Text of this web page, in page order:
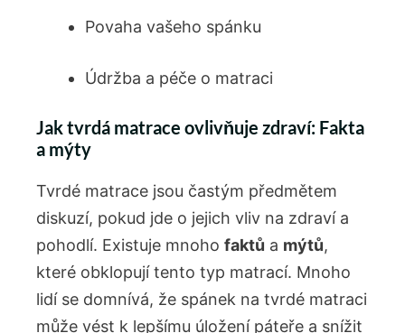
Povaha vašeho spánku
Údržba a péče o​ matraci
Jak tvrdá matrace ovlivňuje zdraví: Fakta
a mýty
Tvrdé matrace jsou častým předmětem
diskuzí, pokud ⁣jde o⁢ jejich vliv na zdraví a
pohodlí. Existuje mnoho faktů a⁤ mýtů,
které obklopují tento⁢ typ matrací. Mnoho‍
lidí se⁤ domnívá, že spánek na tvrdé matraci
‍může ⁤vést k lepšímu úložení páteře a snížit